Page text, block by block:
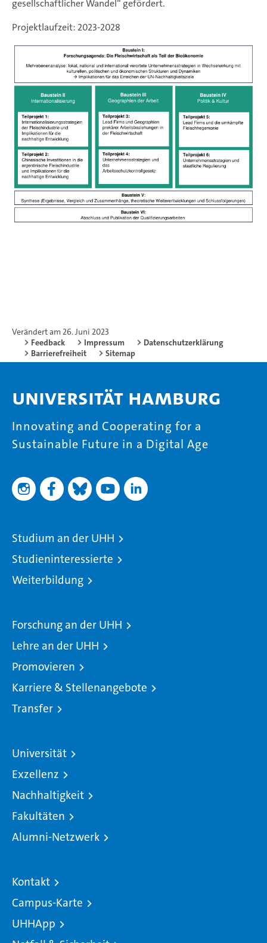
gesellschaftlicher Wandel“ gefördert.
Projektlaufzeit: 2023-2028
Verändert am 26. Juni 2023
Feedback
Impressum
Datenschutzerklärung
Barrierefreiheit
Sitemap
Universität Hamburg
Innovating and Cooperating for a
Sustainable Future in a Digital Age
Studium an der UHH
Studieninteressierte
Weiterbildung
Forschung an der UHH
Lehre an der UHH
Promovieren
Karriere & Stellenangebote
Transfer
Universität
Exzellenz
Nachhaltigkeit
Fakultäten
Alumni-Netzwerk
Kontakt
Campus-Karte
UHHApp